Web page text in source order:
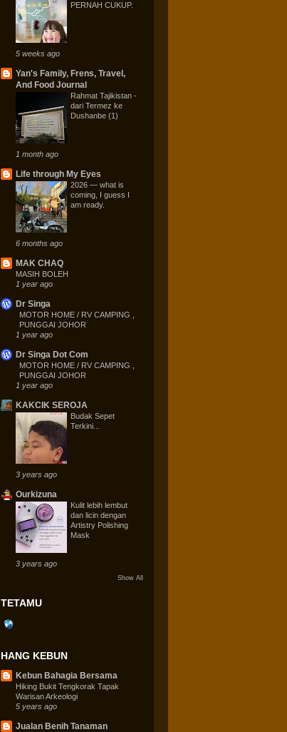
PERNAH CUKUP.
5 weeks ago
Yan's Family, Frens, Travel,
And Food Journal
Rahmat Tajikistan -
dari Termez ke
Dushanbe (1)
1 month ago
Life through My Eyes
2026 — what is
coming, I guess I
am ready.
6 months ago
MAK CHAQ
MASIH BOLEH
1 year ago
Dr Singa
MOTOR HOME / RV CAMPING ,
PUNGGAI JOHOR
1 year ago
Dr Singa Dot Com
MOTOR HOME / RV CAMPING ,
PUNGGAI JOHOR
1 year ago
KAKCIK SEROJA
Budak Sepet
Terkini...
3 years ago
Ourkizuna
Kulit lebih lembut
dan licin dengan
Artistry Polishing
Mask
3 years ago
Show All
TETAMU
HANG KEBUN
Kebun Bahagia Bersama
Hiking Bukit Tengkorak Tapak
Warisan Arkeologi
5 years ago
Jualan Benih Tanaman